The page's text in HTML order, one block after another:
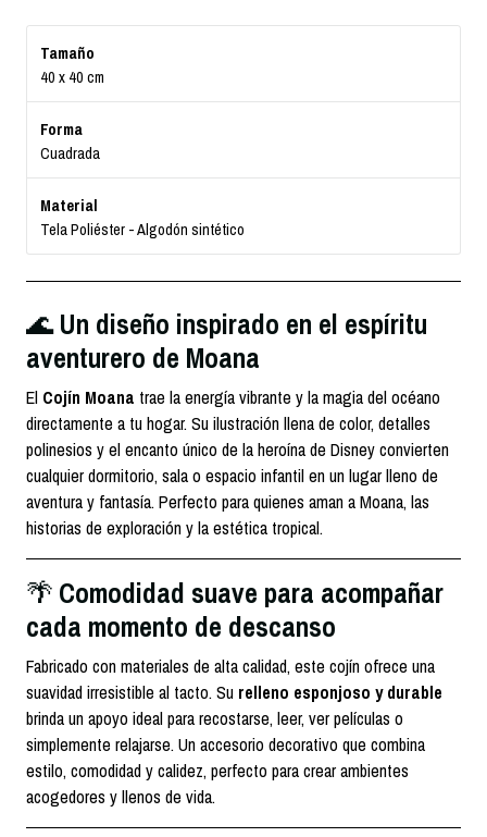
Tamaño
40 x 40 cm
Forma
Cuadrada
Material
Tela Poliéster - Algodón sintético
🌊 Un diseño inspirado en el espíritu
aventurero de Moana
El Cojín Moana trae la energía vibrante y la magia del océano
directamente a tu hogar. Su ilustración llena de color, detalles
polinesios y el encanto único de la heroína de Disney convierten
cualquier dormitorio, sala o espacio infantil en un lugar lleno de
aventura y fantasía. Perfecto para quienes aman a Moana, las
historias de exploración y la estética tropical.
🌴 Comodidad suave para acompañar
cada momento de descanso
Fabricado con materiales de alta calidad, este cojín ofrece una
suavidad irresistible al tacto. Su relleno esponjoso y durable
brinda un apoyo ideal para recostarse, leer, ver películas o
simplemente relajarse. Un accesorio decorativo que combina
estilo, comodidad y calidez, perfecto para crear ambientes
acogedores y llenos de vida.